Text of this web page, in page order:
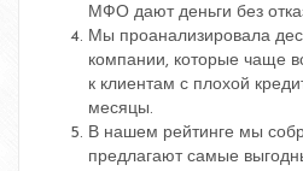
МФО дают деньги без
Мы проанализировала
компании, которые чаще
к клиентам с плохой
месяцы.
В нашем рейтинге мы
предлагают самые